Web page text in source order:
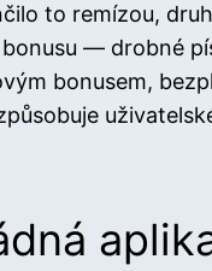
to remízou,
— drobné
bonusem,